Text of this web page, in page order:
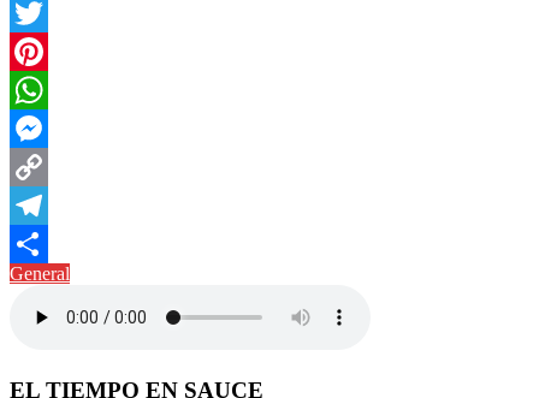
Facebook
Twitter
Pinterest
WhatsApp
Messenger
Copy
Link
Telegram
Compartir
General
EL TIEMPO EN SAUCE